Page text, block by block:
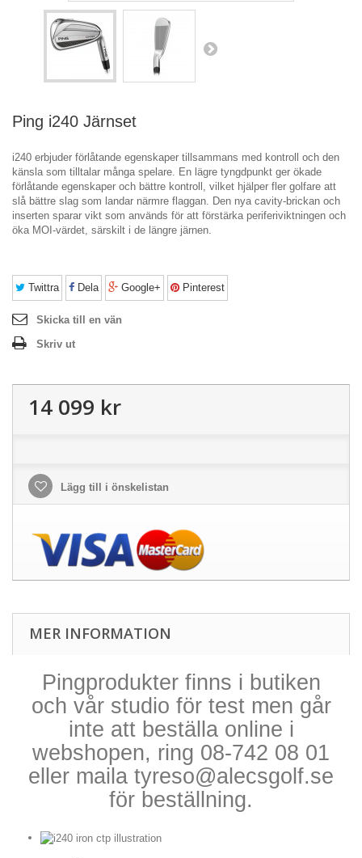
Ping i240 Järnset
i240 erbjuder förlåtande egenskaper tillsammans med kontroll och den
känsla som tilltalar många spelare. En lägre tyngdpunkt ger ökade
förlåtande egenskaper och bättre kontroll, vilket hjälper fler golfare att
slå bättre slag som landar närmre flaggan. Den nya cavity-brickan och
inserten sparar vikt som används för att förstärka periferiviktningen och
öka MOI-värdet, särskilt i de längre järnen.
Twittra Dela Google+ Pinterest
Skicka till en vän
Skriv ut
14 099 kr
Lägg till i önskelistan
MER INFORMATION
Pingprodukter finns i butiken
och vår studio för test men går
inte att beställa online i
webshopen, ring 08-742 08 01
eller maila tyreso@alecsgolf.se
för beställning.